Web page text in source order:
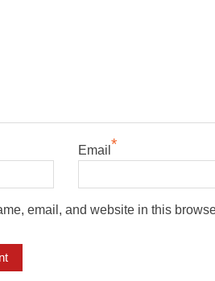
Email *
email, and website in this